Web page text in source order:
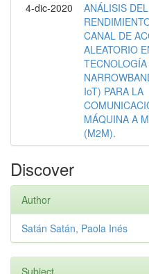
4-dic-2020
ANÁLISIS DEL
CANAL DE
ALEATORIO
TECNOLOGÍA
IoT) PARA LA
MÁQUINA A
(M2M).
Discover
Author
Satán Satán, Paola Inés
Subject